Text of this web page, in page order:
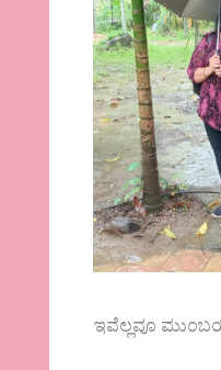
ಇವೆಲ್ಲವೂ